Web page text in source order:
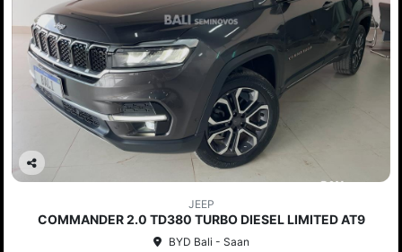
Co
lhe
JEEP
COMMANDER 2.0 TD380 TURBO DIESEL LIMITED AT9
BYD Bali - Saan